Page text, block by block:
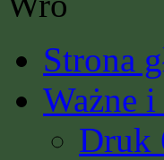
Strona
Ważne
Druk